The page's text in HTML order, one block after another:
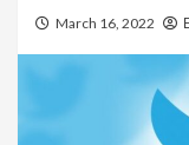
March 16, 2022